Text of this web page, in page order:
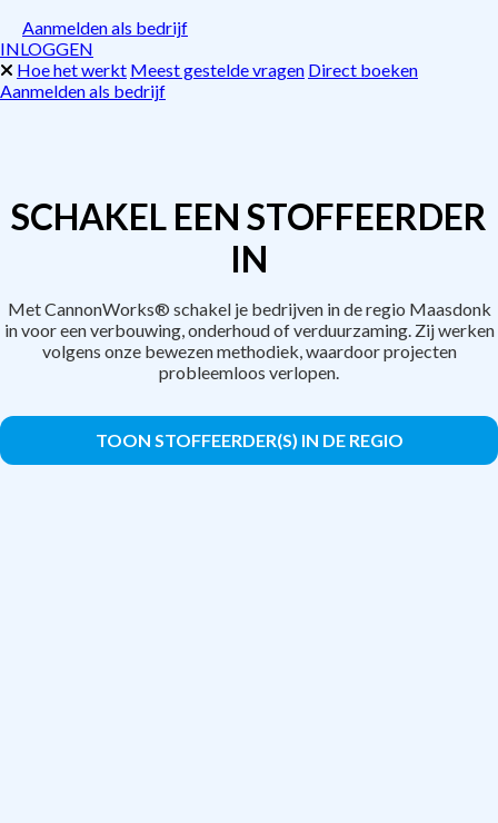
Aanmelden als bedrijf
INLOGGEN
Hoe het werkt Meest gestelde vragen Direct boeken
Aanmelden als bedrijf
SCHAKEL EEN STOFFEERDER
IN
Met CannonWorks® schakel je bedrijven in de regio Maasdonk
in voor een verbouwing, onderhoud of verduurzaming. Zij werken
volgens onze bewezen methodiek, waardoor projecten
probleemloos verlopen.
TOON STOFFEERDER(S) IN DE REGIO